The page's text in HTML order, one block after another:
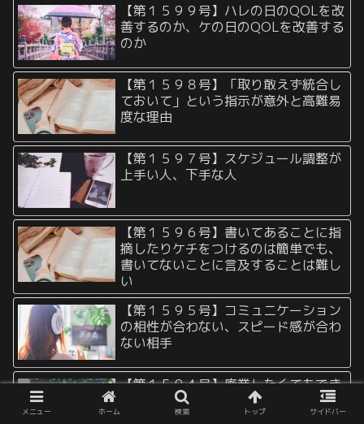
【第１５９９号】ハレの日のQOLを改
善するのか、ケの日のQOLを改善する
のか
【第１５９８号】「取り敢えず統合し
ておいて」という指示が意外と高難易
度な理由
【第１５９７号】スケジュール調整が
上手い人、下手な人
【第１５９６号】書いてあることに指
摘したりケチをつけるのは簡単でも、
書いてないことに言及することは難し
い
【第１５９５号】コミュニケーション
の相性が合わない、スピード感が合わ
ない相手
【第１５９４号】廃業したくてもでき
ないリスク、逃げたくても逃げられな
メニュー ホーム 検索 トップ サイドバー